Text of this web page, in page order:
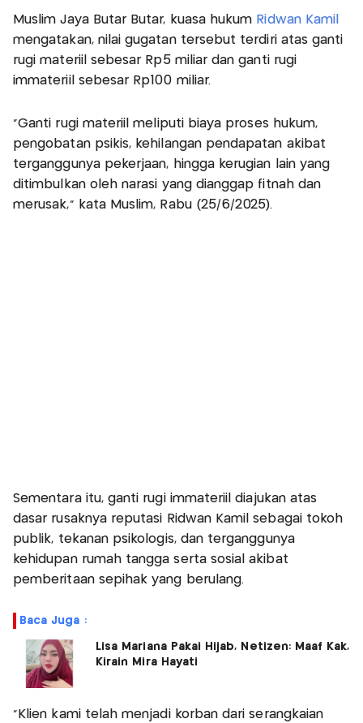
Muslim Jaya Butar Butar, kuasa hukum Ridwan Kamil
mengatakan, nilai gugatan tersebut terdiri atas ganti
rugi materiil sebesar Rp5 miliar dan ganti rugi
immateriil sebesar Rp100 miliar.
“Ganti rugi materiil meliputi biaya proses hukum,
pengobatan psikis, kehilangan pendapatan akibat
terganggunya pekerjaan, hingga kerugian lain yang
ditimbulkan oleh narasi yang dianggap fitnah dan
merusak,” kata Muslim, Rabu (25/6/2025).
Sementara itu, ganti rugi immateriil diajukan atas
dasar rusaknya reputasi Ridwan Kamil sebagai tokoh
publik, tekanan psikologis, dan terganggunya
kehidupan rumah tangga serta sosial akibat
pemberitaan sepihak yang berulang.
Baca Juga :
Lisa Mariana Pakai Hijab, Netizen: Maaf Kak,
Kirain Mira Hayati
“Klien kami telah menjadi korban dari serangkaian